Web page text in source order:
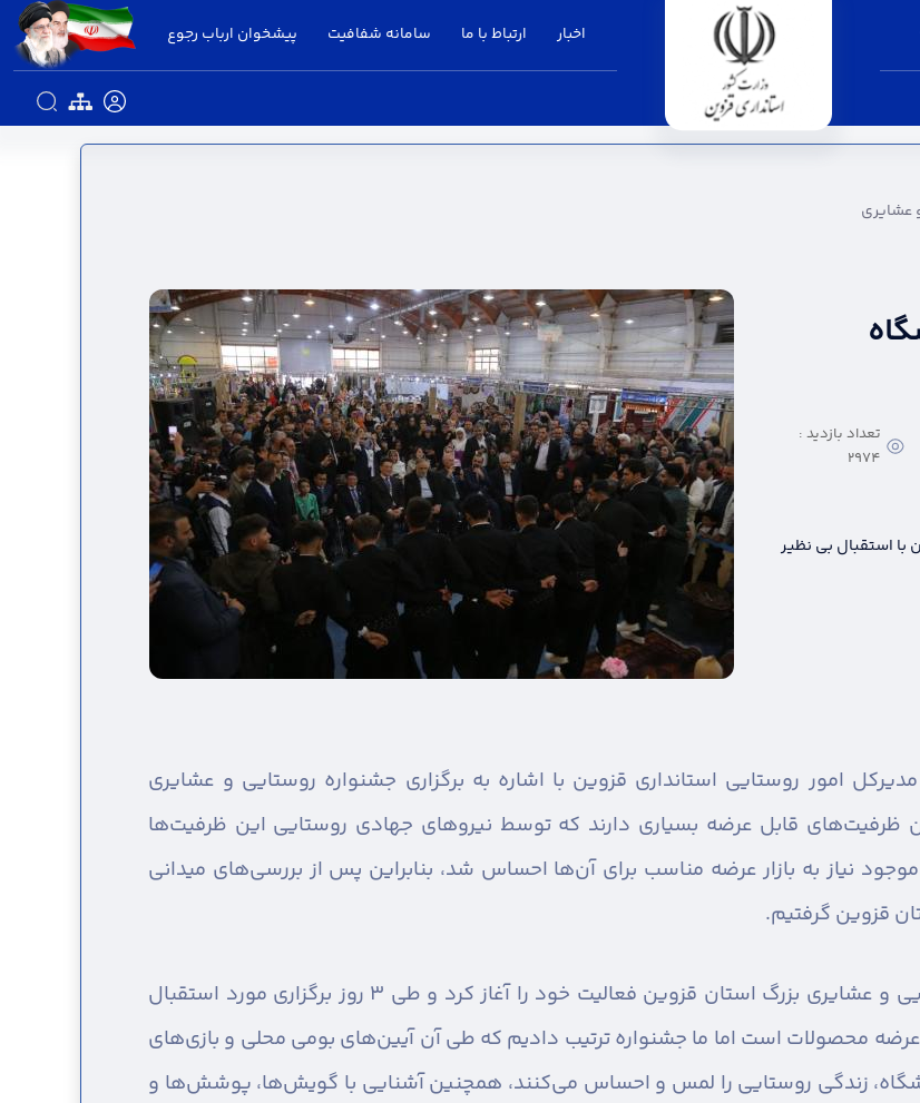
اخبار ارتباط با ما سامانه شفافیت پیشخوان ارباب رجوع
- استانداری قزوین
عشایری
تعداد بازدید :
2974
استقبال بی نظیر
مدیرکل امور روستایی استانداری قزوین با اشاره به برگزاری جشنواره روستایی و عشایری
ظرفیت‌های قابل عرضه بسیاری دارند که توسط نیروهای جهادی روستایی این ظرفیت‌ها
نیاز به بازار عرضه مناسب برای آن‌ها احساس شد، بنابراین پس از بررسی‌های میدانی
قزوین گرفتیم.
غریب بیان کرد: سال گذشته اولین جشنواره روستایی و عشایری بزرگ استان قزوین فعالیت خود را آغاز کرد و طی ۳ روز برگزاری مورد استقبال
عرضه محصولات است اما ما جشنواره ترتیب دادیم که طی آن آیین‌های بومی محلی و بازی‌های
زندگی روستایی را لمس و احساس می‌کنند‌، همچنین آشنایی با گویش‌ها، پوشش‌ها و